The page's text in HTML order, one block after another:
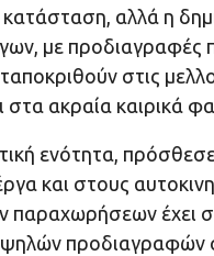
αλλά η
με προδιαγραφές
στις
στα ακραία καιρικά
ενότητα,
και στους
παραχωρήσεων έχει
προδιαγραφών